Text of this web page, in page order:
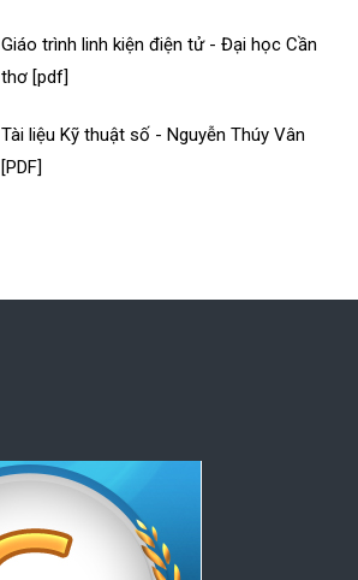
Giáo trình linh kiện điện tử - Đại học Cần
thơ [pdf]
Tài liệu Kỹ thuật số - Nguyễn Thúy Vân
[PDF]